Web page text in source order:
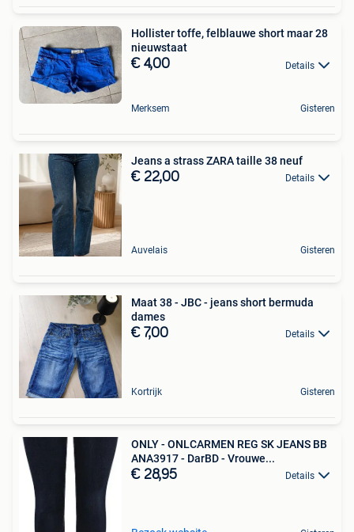
Hollister toffe, felblauwe short maar 28
nieuwstaat
€ 4,00 Details
Merksem Gisteren
Jeans a strass ZARA taille 38 neuf
€ 22,00 Details
Auvelais Gisteren
Maat 38 - JBC - jeans short bermuda
dames
€ 7,00 Details
Kortrijk Gisteren
ONLY - ONLCARMEN REG SK JEANS BB
ANA3917 - DarBD - Vrouwe...
€ 28,95 Details